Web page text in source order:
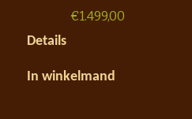
€1.499,00
Details
In winkelmand